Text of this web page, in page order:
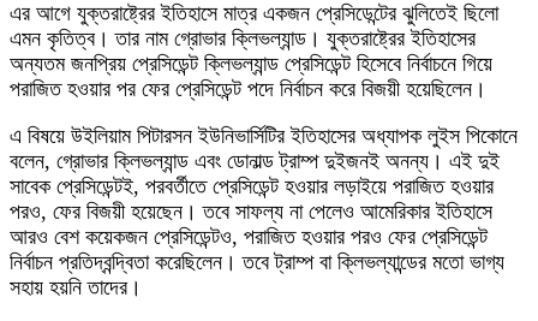
এর আগে যুক্তরাষ্ট্রের ইতিহাসে মাত্র একজন প্রেসিডেন্টের ঝুলিতেই ছিলো
এমন কৃতিত্ব। তার নাম গ্রোভার ক্লিভল্যান্ড। যুক্তরাষ্ট্রের ইতিহাসের
অন্যতম জনপ্রিয় প্রেসিডেন্ট ক্লিভল্যান্ড প্রেসিডেন্ট হিসেবে নির্বাচনে গিয়ে
পরাজিত হওয়ার পর ফের প্রেসিডেন্ট পদে নির্বাচন করে বিজয়ী হয়েছিলেন।
এ বিষয়ে উইলিয়াম পিটারসন ইউনিভার্সিটির ইতিহাসের অধ্যাপক লুইস পিকোনে
বলেন, গ্রোভার ক্লিভল্যান্ড এবং ডোনাল্ড ট্রাম্প দুইজনই অনন্য। এই দুই
সাবেক প্রেসিডেন্টই, পরবর্তীতে প্রেসিডেন্ট হওয়ার লড়াইয়ে পরাজিত হওয়ার
পরও, ফের বিজয়ী হয়েছেন। তবে সাফল্য না পেলেও আমেরিকার ইতিহাসে
আরও বেশ কয়েকজন প্রেসিডেন্টও, পরাজিত হওয়ার পরও ফের প্রেসিডেন্ট
নির্বাচন প্রতিদ্বন্দ্বিতা করেছিলেন। তবে ট্রাম্প বা ক্লিভল্যান্ডের মতো ভাগ্য
সহায় হয়নি তাদের।